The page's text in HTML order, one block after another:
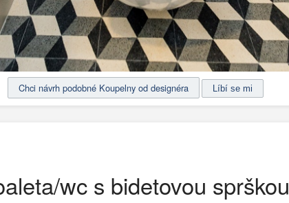
Chci návrh podobné Koupelny od designéra
wc s bidetovou sprškou